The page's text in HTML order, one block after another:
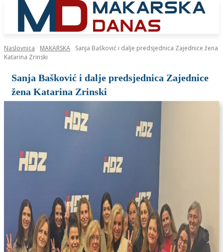
Naslovnica MAKARSKA
Sanja Bašković i dalje predsjednica Zajednice žena
Katarina Zrinski
Sanja Bašković i dalje predsjednica Zajednice
žena Katarina Zrinski